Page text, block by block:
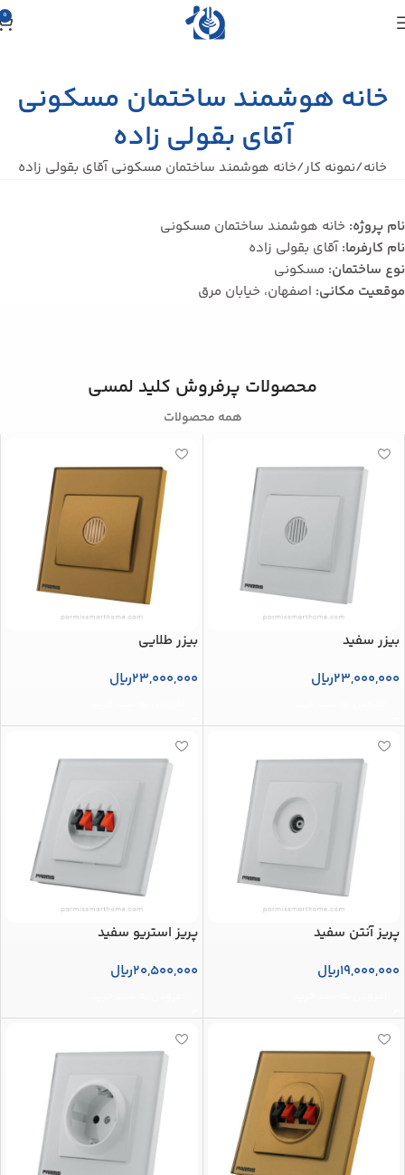
0
خانه هوشمند ساختمان مسکونی
آقای بقولی زاده
خانه نمونه کار خانه هوشمند ساختمان مسکونی آقای بقولی زاده
نام پروژه: خانه هوشمند ساختمان مسکونی
نام کارفرما:آقای بقولی زاده
نوع ساختمان: مسکونی
موقعیت مکانی: اصفهان، خیابان مرق
محصولات پرفروش کلید لمسی
همه محصولات
بیزر سفید
23,000,000ریال
بیزر طلایی
23,000,000ریال
پریز آنتن سفید
19,000,000ریال
پریز استریو سفید
20,500,000ریال